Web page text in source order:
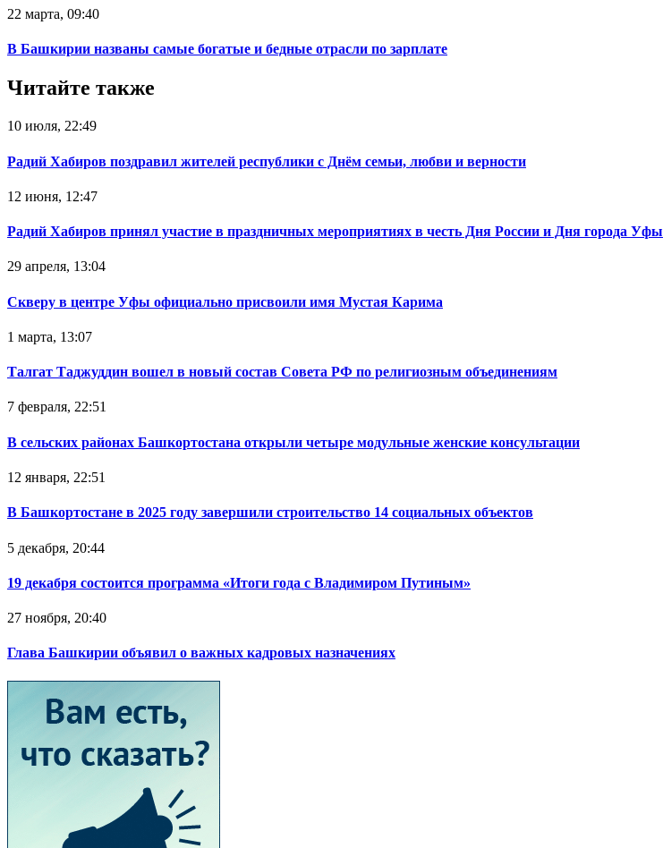
22 марта, 09:40
В Башкирии названы самые богатые и бедные отрасли по зарплате
Читайте также
10 июля, 22:49
Радий Хабиров поздравил жителей республики с Днём семьи, любви и верности
12 июня, 12:47
Радий Хабиров принял участие в праздничных мероприятиях в честь Дня России и Дня города Уфы
29 апреля, 13:04
Скверу в центре Уфы официально присвоили имя Мустая Карима
1 марта, 13:07
Талгат Таджуддин вошел в новый состав Совета РФ по религиозным объединениям
7 февраля, 22:51
В сельских районах Башкортостана открыли четыре модульные женские консультации
12 января, 22:51
В Башкортостане в 2025 году завершили строительство 14 социальных объектов
5 декабря, 20:44
19 декабря состоится программа «Итоги года с Владимиром Путиным»
27 ноября, 20:40
Глава Башкирии объявил о важных кадровых назначениях